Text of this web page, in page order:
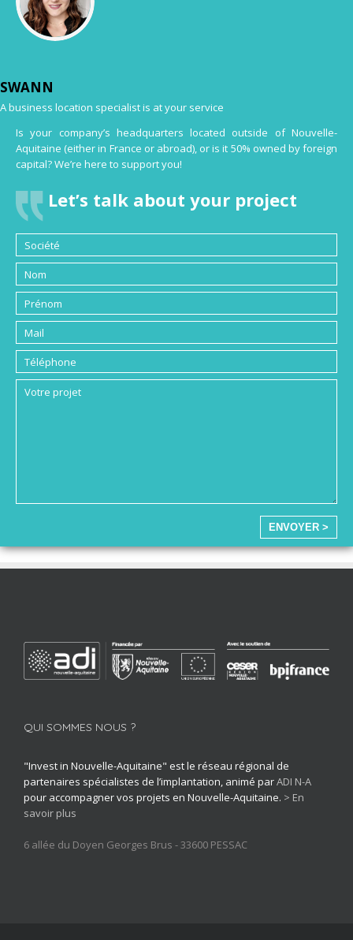
SWANN
A business location specialist is at your service
Is your company’s headquarters located outside of Nouvelle-
Aquitaine (either in France or abroad), or is it 50% owned by foreign
capital? We’re here to support you!
Let’s talk about your project
ENVOYER >
QUI SOMMES NOUS ?
"Invest in Nouvelle-Aquitaine" est le réseau régional de
partenaires spécialistes de l’implantation, animé parADI N-A
pour accompagner vos projets en Nouvelle-Aquitaine. > En
savoir plus
6 allée du Doyen Georges Brus - 33600 PESSAC